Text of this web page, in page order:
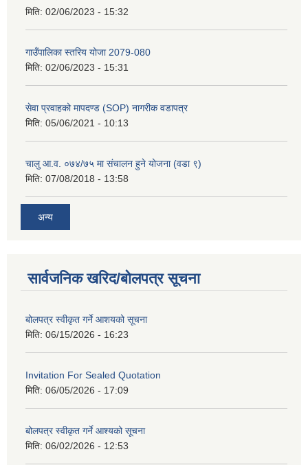
मिति: 02/06/2023 - 15:32
गाउँपालिका स्तरिय योजा 2079-080
मिति: 02/06/2023 - 15:31
सेवा प्रवाहको मापदण्ड (SOP) नागरीक वडापत्र
मिति: 05/06/2021 - 10:13
चालु आ.व. ०७४/७५ मा संचालन हुने योजना (वडा ९)
मिति: 07/08/2018 - 13:58
अन्य
सार्वजनिक खरिद/बोलपत्र सूचना
बोलपत्र स्वीकृत गर्ने आशयको सूचना
मिति: 06/15/2026 - 16:23
Invitation For Sealed Quotation
मिति: 06/05/2026 - 17:09
बोलपत्र स्वीकृत गर्ने आश्यको सूचना
मिति: 06/02/2026 - 12:53